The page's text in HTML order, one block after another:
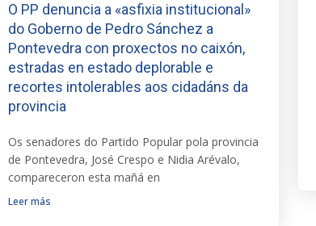
O PP denuncia a «asfixia institucional»
do Goberno de Pedro Sánchez a
Pontevedra con proxectos no caixón,
estradas en estado deplorable e
recortes intolerables aos cidadáns da
provincia
Os senadores do Partido Popular pola provincia
de Pontevedra, José Crespo e Nidia Arévalo,
compareceron esta mañá en
Leer más